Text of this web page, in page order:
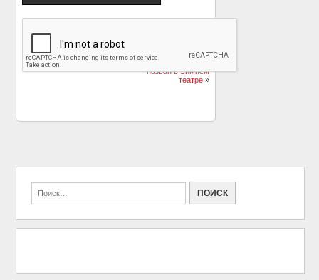
Певицу Бейонсе
отчитали за
«сиськотряску»
Победитель
«Кинотавра» будет
назван в Зимнем
театре»